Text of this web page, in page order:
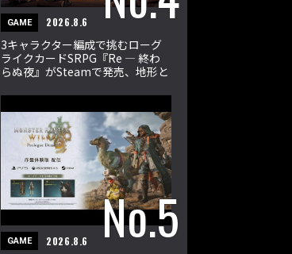
GAME 2026.8.6
3キャラクター編成で挑むローグ
ライクカードSRPG『Re ― 終わ
らぬ夜』がSteamで発売、地形と
GAME 2026.8.6